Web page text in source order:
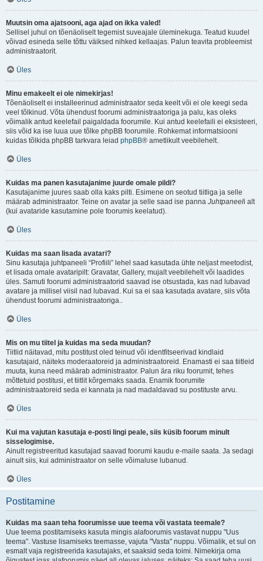
Muutsin oma ajatsooni, aga ajad on ikka valed!
Sellisel juhul on tõenäoliselt tegemist suveajale üleminekuga. Teatud kuudel
võivad esineda selle tõttu väiksed nihked kellaajas. Palun teavita probleemist
administraatorit.
Üles
Minu emakeelt ei ole nimekirjas!
Tõenäoliselt ei installeerinud administraator seda keelt või ei ole keegi seda
veel tõlkinud. Võta ühendust foorumi administraatoriga ja palu, kas oleks
võimalik antud keelefail paigaldada foorumile. Kui antud keelefaili ei eksisteeri,
siis võid ka ise luua uue tõlke phpBB foorumile. Rohkemat informatsiooni
kuidas tõlkida phpBB tarkvara leiad phpBB® ametlikult veebilehelt.
Üles
Kuidas ma panen kasutajanime juurde omale pildi?
Kasutajanime juures saab olla kaks pilti. Esimene on seotud tiitliga ja selle
määrab administraator. Teine on avatar ja selle saad ise panna Juhtpaneeli alt
(kui avataride kasutamine pole foorumis keelatud).
Üles
Kuidas ma saan lisada avatari?
Sinu kasutaja juhtpaneeli “Profiili” lehel saad kasutada ühte neljast meetodist,
et lisada omale avataripilt: Gravatar, Gallery, mujalt veebilehelt või laadides
üles. Samuti foorumi administraatorid saavad ise otsustada, kas nad lubavad
avatare ja millisel viisil nad lubavad. Kui sa ei saa kasutada avatare, siis võta
ühendust foorumi administraatoriga..
Üles
Mis on mu tiitel ja kuidas ma seda muudan?
Tiitlid näitavad, mitu postitust oled teinud või identfitseerivad kindlaid
kasutajaid, näiteks moderaatoreid ja administraatoreid. Enamasti ei saa tiitleid
muuta, kuna need määrab administraator. Palun ära riku foorumit, tehes
mõttetuid postitusi, et tiitlit kõrgemaks saada. Enamik foorumite
administraatoreid seda ei kannata ja nad madaldavad su postituste arvu.
Üles
Kui ma vajutan kasutaja e-posti lingi peale, siis küsib foorum minult
sisselogimise.
Ainult registreeritud kasutajad saavad foorumi kaudu e-maile saata. Ja sedagi
ainult siis, kui administraator on selle võimaluse lubanud.
Üles
Postitamine
Kuidas ma saan teha foorumisse uue teema või vastata teemale?
Uue teema postitamiseks kasuta mingis alafoorumis vastavat nuppu "Uus
teema". Vastuse lisamiseks teemasse, vajuta "Vasta" nuppu. Võimalik, et sul on
esmalt vaja registreerida kasutajaks, et saaksid seda toimi. Nimekirja oma